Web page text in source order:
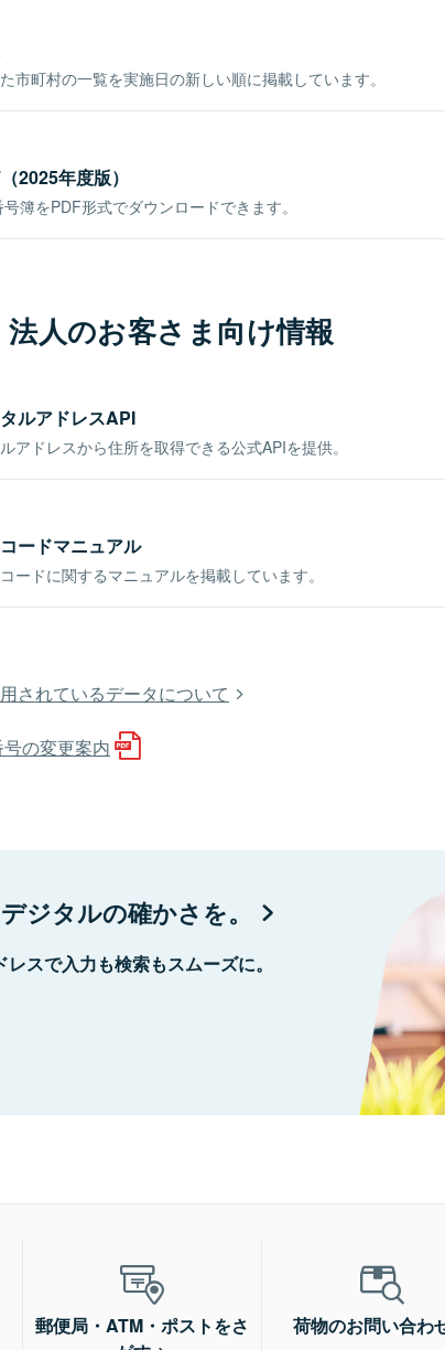
市町村の一覧を実施日の新しい順に掲載しています。
2025年度版）
簿をPDF形式でダウンロードできます。
法人のお客さま向け情報
ルアドレスAPI
アドレスから住所を取得できる公式APIを提供。
ードマニュアル
ードに関するマニュアルを掲載しています。
されているデータについて
の変更案内
ジタルの確かさを。
スで入力も検索もスムーズに。
郵便局・ATM・ポストをさ
荷物のお問い合わ